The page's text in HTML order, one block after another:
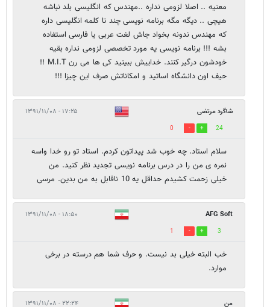
معنیه .. اصلا لزومی نداره ..مهندس که انگلیسی بلد نباشه
هیچی .. دیگه مگه برنامه نویسی چند تا کلمه انگلیسی داره
که مهندس ندونه بخواد جاش لغت عربی یا فارسی استفاده
بشه !!! برنامه نویسی یه مورد تخصصی لزومی نداره بقیه
خودشون درگیر کنند. خداییش ببینید کی ها می رن M.I.T !!
حیف اون دانشگاه اساتید و امکاناتش صرف این چیزا !!!
شاگرد مرتضی ۱۷:۲۵ - ۱۳۹۱/۱۱/۰۸
24
0
سلام استاد. چه خوب شد پیداتون کردم. استاد تو رو خدا واسه
نمره ی من را در درس برنامه نویسی تجدید نظر کنید. من
خیلی زحمت کشیدم حداقل یه 10 ناقابل به من بدین. مرسی
AFG Soft ۱۸:۵۰ - ۱۳۹۱/۱۱/۰۸
3
1
خب البته خیلی بد نیست. و حرف شما هم درسته در برخی
موارد.
من ۲۲:۲۴ - ۱۳۹۱/۱۱/۰۸